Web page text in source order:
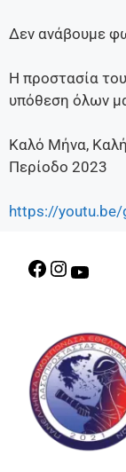
Δεν ανάβουμε
Η προστασία
υπόθεση όλων
Καλό Μήνα,
Περίοδο 2023
https://youtu.be/